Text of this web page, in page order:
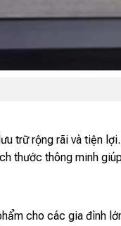
trữ rộng rãi và tiện
thước thông minh
cho các gia đình